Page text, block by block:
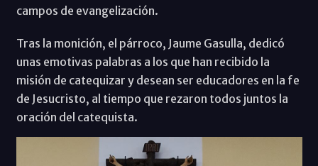
campos de evangelización.
Tras la monición, el párroco, Jaume Gasulla, dedicó
unas emotivas palabras a los que han recibido la
misión de catequizar y desean ser educadores en la fe
de Jesucristo, al tiempo que rezaron todos juntos la
oración del catequista.